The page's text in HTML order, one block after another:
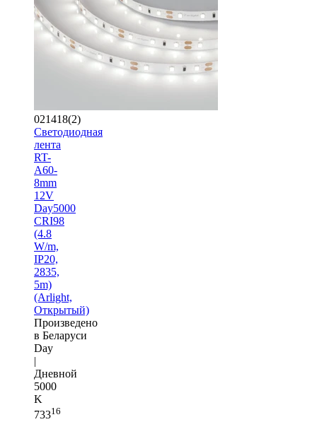
021418(2)
Светодиодная
лента
RT-
A60-
8mm
12V
Day5000
CRI98
(4.8
W/m,
IP20,
2835,
5m)
(Arlight,
Открытый)
Произведено
в Беларуси
Day
|
Дневной
5000
K
73316